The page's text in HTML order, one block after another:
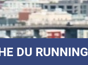
DU RUNNING